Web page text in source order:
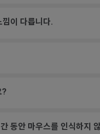
이 다릅니다.
?
동안 마우스를 인식하지